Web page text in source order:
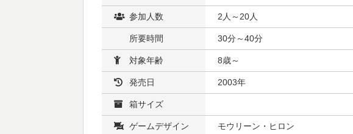
参加人数 2人～20人
所要時間 30分～40分
対象年齢 8歳～
発売日 2003年
箱サイズ
ゲームデザイン モウリーン・ヒロン